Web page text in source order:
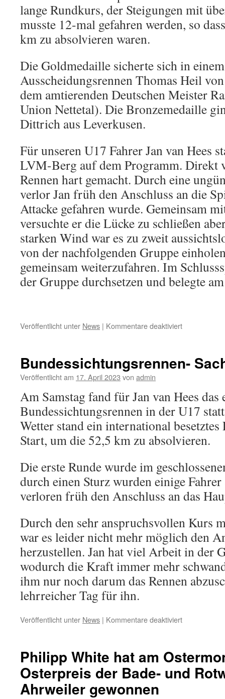
lange Rundkurs, der Steigungen mit
musste 12-mal gefahren werden, so
km zu absolvieren waren.
Die Goldmedaille sicherte sich in
Ausscheidungsrennen Thomas Heil
dem amtierenden Deutschen Meister
Union Nettetal). Die Bronzemedaille
Dittrich aus Leverkusen.
Für unseren U17 Fahrer Jan van Hees
LVM-Berg auf dem Programm. Direkt
Rennen hart gemacht. Durch eine
verlor Jan früh den Anschluss an die
Attacke gefahren wurde. Gemeinsam
versuchte er die Lücke zu schließen
starken Wind war es zu zweit
von der nachfolgenden Gruppe
gemeinsam weiterzufahren. Im
der Gruppe durchsetzen und belegte
Veröffentlicht unter News | Kommentare deaktiviert
gewinnt
die
Bundessichtungsrennen-
Veröffentlicht am 17. April 2023 von admin
Am Samstag fand für Jan van Hees das
Bundessichtungsrennen in der U17
Wetter stand ein international
Start, um die 52,5 km zu absolvieren.
Die erste Runde wurde im
durch einen Sturz wurden einige
verloren früh den Anschluss an das
Durch den sehr anspruchsvollen Kurs
war es leider nicht mehr möglich den
herzustellen. Jan hat viel Arbeit in der
wodurch die Kraft immer mehr
ihm nur noch darum das Rennen
lehrreicher Tag für ihn.
Veröffentlicht unter News | Kommentare deaktiviert
Philipp White hat am
Osterpreis der Bade- und
Ahrweiler gewonnen